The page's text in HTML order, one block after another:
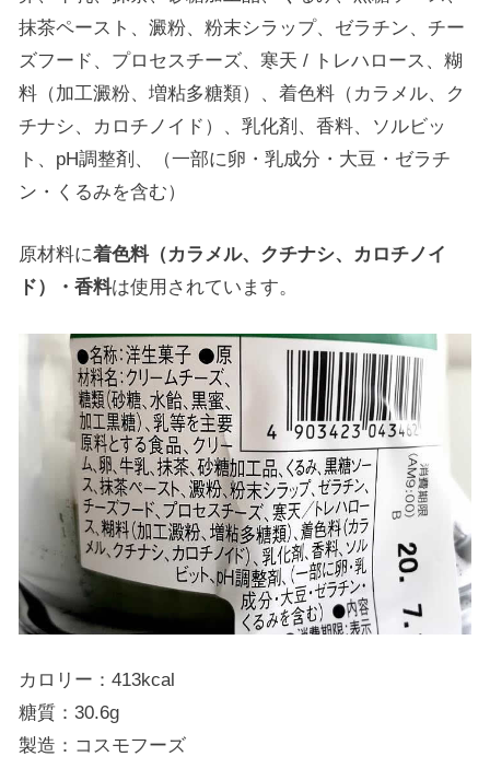
抹茶ペースト、澱粉、粉末シラップ、ゼラチン、チー
ズフード、プロセスチーズ、寒天 / トレハロース、糊
料（加工澱粉、増粘多糖類）、着色料（カラメル、ク
チナシ、カロチノイド）、乳化剤、香料、ソルビッ
ト、pH調整剤、（一部に卵・乳成分・大豆・ゼラチ
ン・くるみを含む）
原材料に着色料（カラメル、クチナシ、カロチノイ
ド）・香料は使用されています。
カロリー：413kcal
糖質：30.6g
製造：コスモフーズ